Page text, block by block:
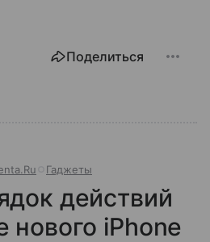
Поделиться
Гаджеты
действий
нового iPhone